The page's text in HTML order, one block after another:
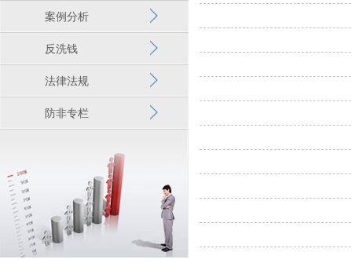
案例分析
反洗钱
法律法规
防非专栏